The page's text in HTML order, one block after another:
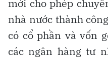
mới cho phép
nhà nước thành
có cổ phần và vốn
các ngân hàng tư